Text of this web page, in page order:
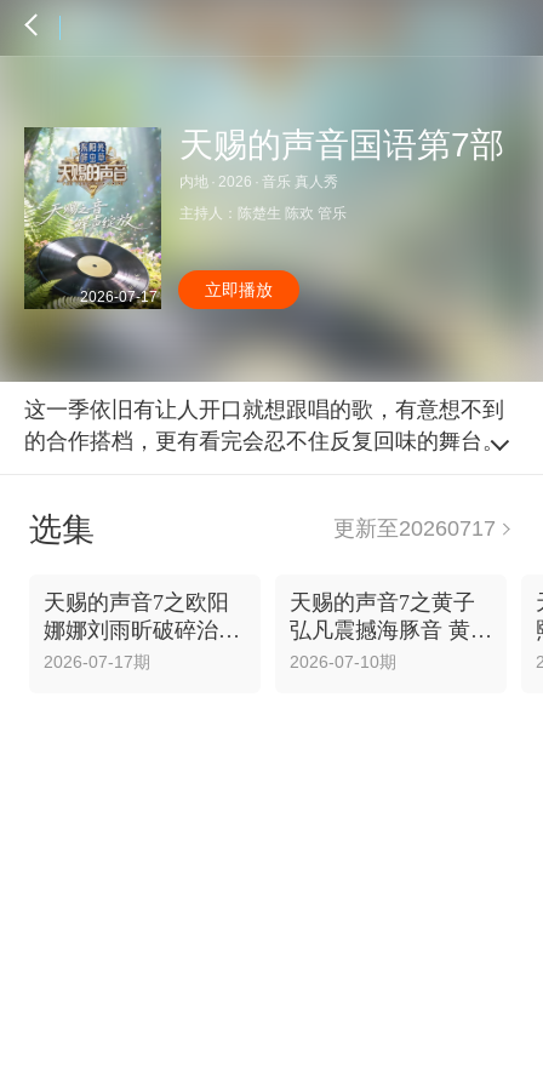
2026-07-17
天赐的声音国语第7部
内地 · 2026 · 音乐 真人秀
主持人： 陈楚生 陈欢 管乐
立即播放
这一季依旧有让人开口就想跟唱的歌，有意想不到
的合作搭档，更有看完会忍不住反复回味的舞台。
更新至20260717
选集
天赐的声音7之欧阳
娜娜刘雨昕破碎治愈
黄霄雲刘端端撕心咧
2026-07-17期
天赐的声音7之黄子
弘凡震撼海豚音 黄霄
雲刘宇绝美戏腔
2026-07-10期